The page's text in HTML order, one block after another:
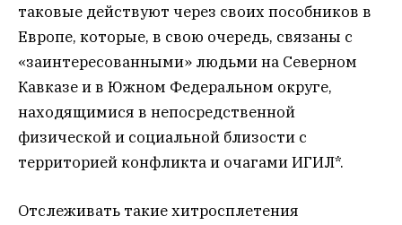
таковые действуют через своих пособников в
Европе, которые, в свою очередь, связаны с
«заинтересованными» людьми на Северном
Кавказе и в Южном Федеральном округе,
находящимися в непосредственной
физической и социальной близости с
территорией конфликта и очагами ИГИЛ*.
Отслеживать такие хитросплетения